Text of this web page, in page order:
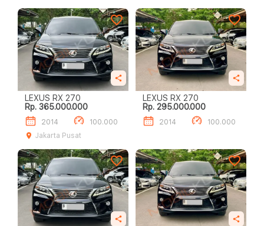
LEXUS RX 270
Rp. 365.000.000
2014
100.000
Jakarta Pusat
LEXUS RX 270
Rp. 295.000.000
2014 100.000